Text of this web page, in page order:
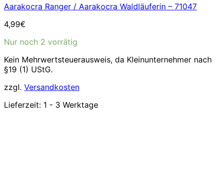
Aarakocra Ranger / Aarakocra Waldläuferin – 71047
4,99€
Nur noch 2 vorrätig
Kein Mehrwertsteuerausweis, da Kleinunternehmer nach
§19 (1) UStG.
zzgl. Versandkosten
Lieferzeit: 1 - 3 Werktage